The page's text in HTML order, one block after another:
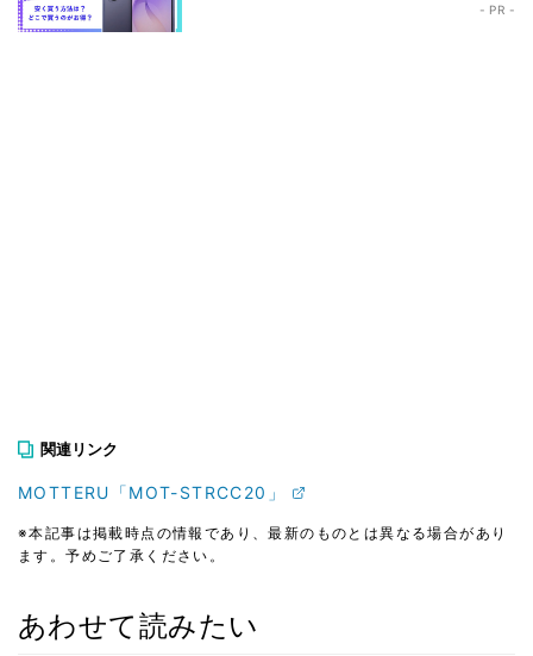
- PR -
関連リンク
MOTTERU「MOT-STRCC20」
※本記事は掲載時点の情報であり、最新のものとは異なる場合があり
ます。予めご了承ください。
あわせて読みたい